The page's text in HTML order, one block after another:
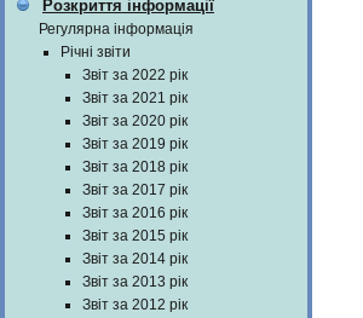
Розкриття інформації
Регулярна інформація
Річні звіти
Звіт за 2022 рік
Звіт за 2021 рік
Звіт за 2020 рік
Звіт за 2019 рік
Звіт за 2018 рік
Звіт за 2017 рік
Звіт за 2016 рік
Звіт за 2015 рік
Звіт за 2014 рік
Звіт за 2013 рік
Звіт за 2012 рік